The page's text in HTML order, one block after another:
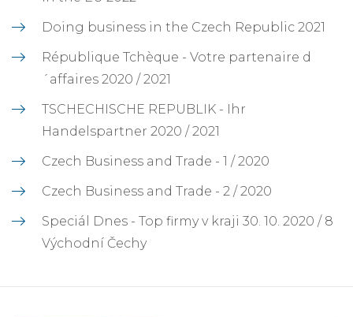
Doing business in the Czech Republic 2021
République Tchèque - Votre partenaire d
´affaires 2020 / 2021
TSCHECHISCHE REPUBLIK - Ihr
Handelspartner 2020 / 2021
Czech Business and Trade - 1 / 2020
Czech Business and Trade - 2 / 2020
Speciál Dnes - Top firmy v kraji 30. 10. 2020 / 8
Východní Čechy